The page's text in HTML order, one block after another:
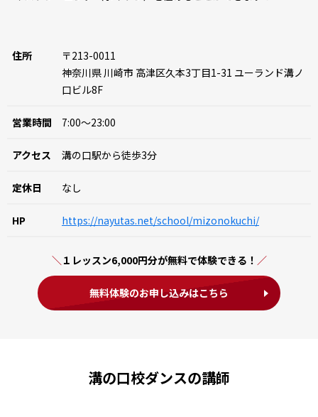
住所
〒213-0011
神奈川県 川崎市 高津区久本3丁目1-31 ユーランド溝ノ
口ビル8F
営業時間 7:00～23:00
アクセス 溝の口駅から徒歩3分
定休日 なし
HP https://nayutas.net/school/mizonokuchi/
１レッスン6,000円分が無料で体験できる！
無料体験のお申し込みはこちら
溝の口校ダンスの講師